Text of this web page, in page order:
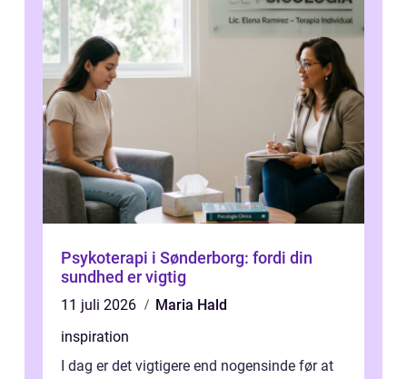
Psykoterapi i Sønderborg: fordi din
sundhed er vigtig
11 juli 2026
Maria Hald
inspiration
I dag er det vigtigere end nogensinde før at